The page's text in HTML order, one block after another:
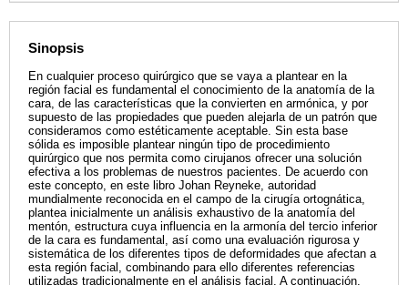
Sinopsis
En cualquier proceso quirúrgico que se vaya a plantear en la
región facial es fundamental el conocimiento de la anatomía de la
cara, de las características que la convierten en armónica, y por
supuesto de las propiedades que pueden alejarla de un patrón que
consideramos como estéticamente aceptable. Sin esta base
sólida es imposible plantear ningún tipo de procedimiento
quirúrgico que nos permita como cirujanos ofrecer una solución
efectiva a los problemas de nuestros pacientes. De acuerdo con
este concepto, en este libro Johan Reyneke, autoridad
mundialmente reconocida en el campo de la cirugía ortognática,
plantea inicialmente un análisis exhaustivo de la anatomía del
mentón, estructura cuya influencia en la armonía del tercio inferior
de la cara es fundamental, así como una evaluación rigurosa y
sistemática de los diferentes tipos de deformidades que afectan a
esta región facial, combinando para ello diferentes referencias
utilizadas tradicionalmente en el análisis facial. A continuación,